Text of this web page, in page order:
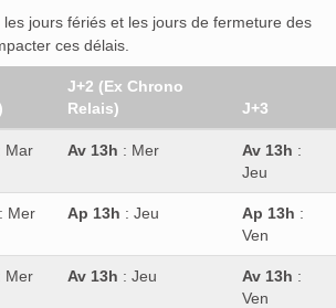
jours fériés et les jours de fermeture des
ces délais.
J+2 (Ex Chrono
Relais)
J+3
Mar Av 13h : Mer Av 13h :
Jeu
: Mer Ap 13h : Jeu Ap 13h :
Ven
Mer Av 13h : Jeu Av 13h :
Ven